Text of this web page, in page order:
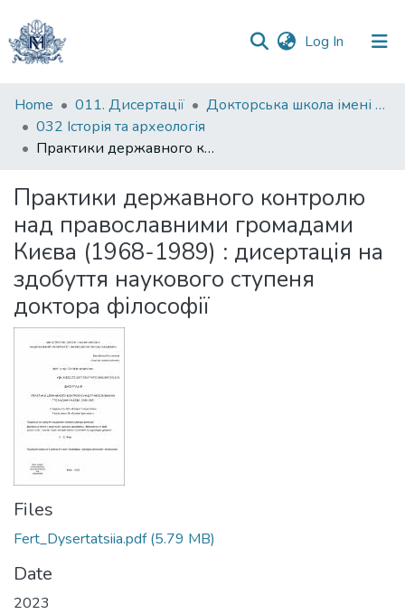
Log In (current)
Communities
&
Collections
Statistics
Home 011. Дисертації
Докторська школа імені родини Юхименків
032 Історія та археологія
Практики державного контролю над православними громадами Києва (1968-1989) : дисертація на здобуття наукового ступеня доктора філософії
Практики державного контролю
над православними громадами
Києва (1968-1989) : дисертація на
здобуття наукового ступеня
доктора філософії
Files
Fert_Dysertatsiia.pdf(5.79 MB)
Date
2023